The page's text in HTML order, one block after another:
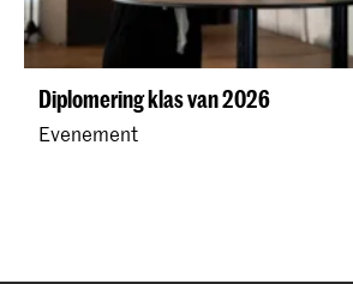
Diplomering klas van 2026
Evenement